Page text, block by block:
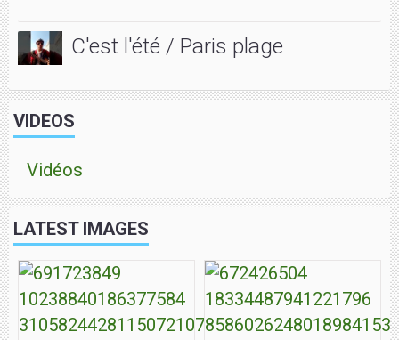
C'est l'été / Paris plage
VIDEOS
Vidéos
LATEST IMAGES